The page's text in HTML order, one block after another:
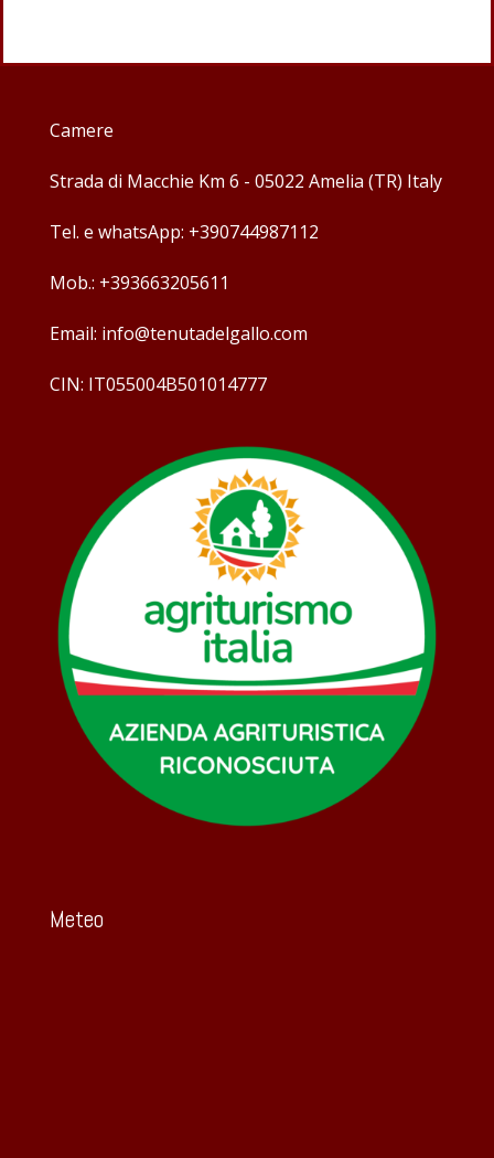
Camere
Strada di Macchie Km 6 - 05022 Amelia (TR) Italy
Tel. e whatsApp: +390744987112
Mob.: +393663205611
Email: info@tenutadelgallo.com
CIN: IT055004B501014777
Meteo